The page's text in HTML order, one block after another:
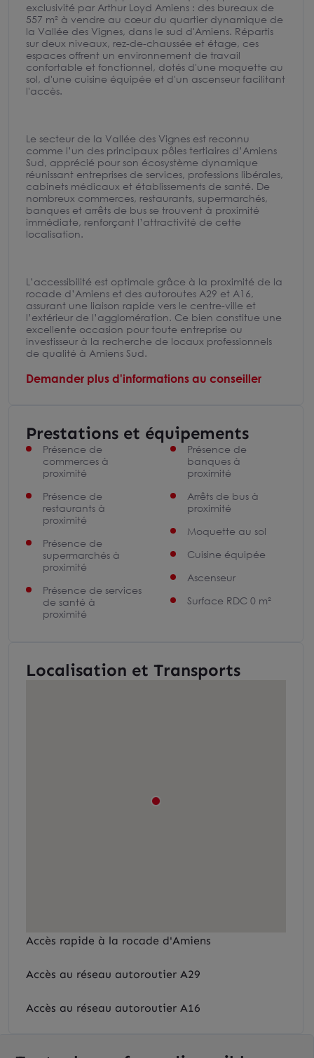
exclusivité par Arthur Loyd Amiens : des bureaux de
557 m² à vendre au cœur du quartier dynamique de
la Vallée des Vignes, dans le sud d'Amiens. Répartis
sur deux niveaux, rez-de-chaussée et étage, ces
espaces offrent un environnement de travail
confortable et fonctionnel, dotés d'une moquette au
sol, d'une cuisine équipée et d'un ascenseur facilitant
l'accès.
Le secteur de la Vallée des Vignes est reconnu
comme l’un des principaux pôles tertiaires d’Amiens
Sud, apprécié pour son écosystème dynamique
réunissant entreprises de services, professions libérales,
cabinets médicaux et établissements de santé. De
nombreux commerces, restaurants, supermarchés,
banques et arrêts de bus se trouvent à proximité
immédiate, renforçant l’attractivité de cette
localisation.
L’accessibilité est optimale grâce à la proximité de la
rocade d’Amiens et des autoroutes A29 et A16,
assurant une liaison rapide vers le centre-ville et
l’extérieur de l’agglomération. Ce bien constitue une
excellente occasion pour toute entreprise ou
investisseur à la recherche de locaux professionnels
de qualité à Amiens Sud.
Demander plus d'informations au conseiller
Prestations et équipements
Présence de
commerces à
proximité
Présence de
restaurants à
proximité
Présence de
supermarchés à
proximité
Présence de services
de santé à
proximité
Présence de
banques à
proximité
Arrêts de bus à
proximité
Moquette au sol
Cuisine équipée
Ascenseur
Surface RDC 0 m²
Localisation et Transports
Accès rapide à la rocade d'Amiens
Accès au réseau autoroutier A29
Accès au réseau autoroutier A16